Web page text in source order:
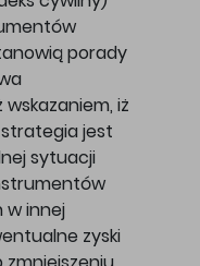
porady
iż
jest
sytuacji
innej
zyski